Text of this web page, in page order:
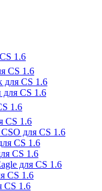
1.6
CS 1.6
для CS 1.6
CS 1.6
1.6
CS 1.6
для CS 1.6
CS 1.6
CS 1.6
для CS 1.6
CS 1.6
CS 1.6